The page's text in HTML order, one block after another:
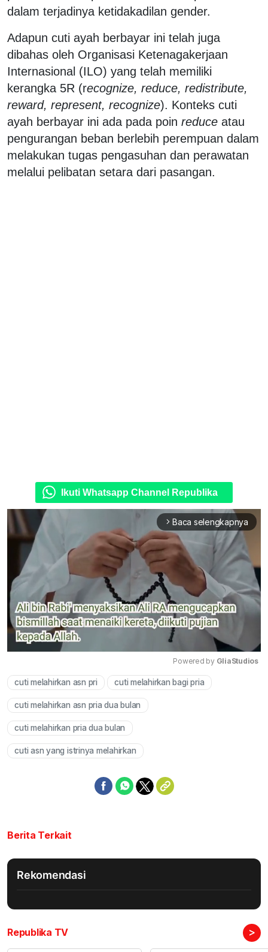
dalam terjadinya ketidakadilan gender.
Adapun cuti ayah berbayar ini telah juga
dibahas oleh Organisasi Ketenagakerjaan
Internasional (ILO) yang telah memiliki
kerangka 5R (recognize, reduce, redistribute,
reward, represent, recognize). Konteks cuti
ayah berbayar ini ada pada poin reduce atau
pengurangan beban berlebih perempuan dalam
melakukan tugas pengasuhan dan perawatan
melalui pelibatan setara dari pasangan.
Ikuti Whatsapp Channel Republika
arrow_forward_ios Baca selengkapnya
Powered by GliaStudios
cuti melahirkan asn pri cuti melahirkan bagi pria
cuti melahirkan asn pria dua bulan
cuti melahirkan pria dua bulan
cuti asn yang istrinya melahirkan
Berita Terkait
Rekomendasi
Republika TV >